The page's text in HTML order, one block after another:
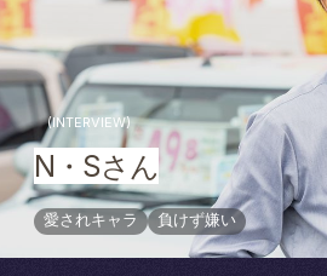
トップページ
3分でわかる光田
仕事を知る
(INTERVIEW)
N・Sさん
愛されキャラ 負けず嫌い